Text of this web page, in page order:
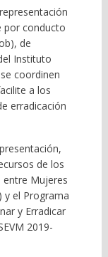
por conducto
de
Instituto
coordinen
a los
erradicación
de los
entre Mujeres
y el Programa
y Erradicar
2019-